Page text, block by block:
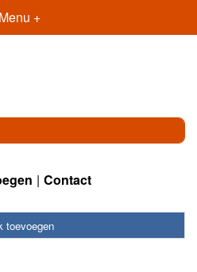
Menu +
Contact
toevoegen